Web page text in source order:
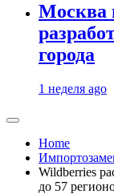
Москва
города
1 неделя ago
Home
Wildberries
до 57